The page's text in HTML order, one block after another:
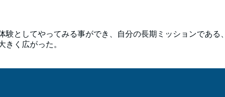
としてやってみる事ができ、自分の長期ミッションである、
きく広がった。